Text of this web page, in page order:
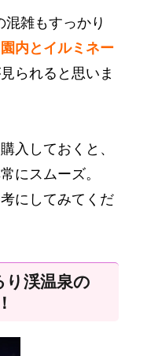
雑もすっかり
内とイルミネー
られると思いま
入しておくと、
にスムーズ。
にしてみてくだ
り渓温泉の